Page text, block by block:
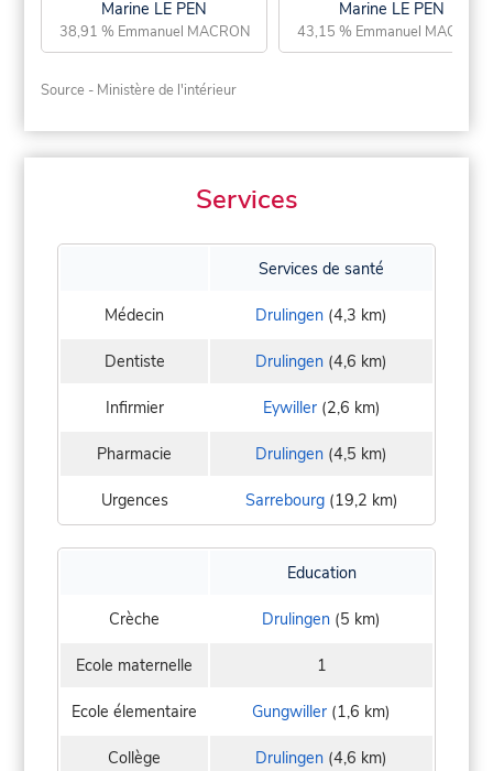
Marine LE PEN
38,91 % Emmanuel MACRON
Marine LE PEN
43,15 % Emmanuel MACRON
Source - Ministère de l'intérieur
Services
Services de santé
Médecin Drulingen (4,3 km)
Dentiste Drulingen (4,6 km)
Infirmier Eywiller(2,6 km)
Pharmacie Drulingen (4,5 km)
Urgences Sarrebourg(19,2 km)
Education
Crèche Drulingen (5 km)
Ecole maternelle 1
Ecole élementaire Gungwiller (1,6 km)
Collège Drulingen (4,6 km)